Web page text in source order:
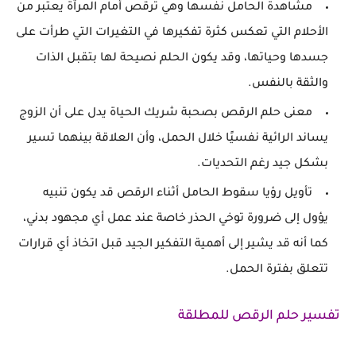
مشاهدة الحامل نفسها وهي ترقص أمام المرآة يعتبر من
الأحلام التي تعكس كثرة تفكيرها في التغيرات التي طرأت على
جسدها وحياتها، وقد يكون الحلم نصيحة لها بتقبل الذات
والثقة بالنفس.
معنى حلم الرقص بصحبة شريك الحياة يدل على أن الزوج
يساند الرائية نفسيًا خلال الحمل، وأن العلاقة بينهما تسير
بشكل جيد رغم التحديات.
تأويل رؤيا سقوط الحامل أثناء الرقص قد يكون تنبيه
يؤول إلى ضرورة توخي الحذر خاصة عند عمل أي مجهود بدني،
كما أنه قد يشير إلى أهمية التفكير الجيد قبل اتخاذ أي قرارات
تتعلق بفترة الحمل.
تفسير حلم الرقص للمطلقة